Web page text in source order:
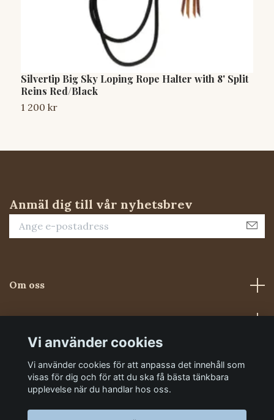
Silvertip Big Sky Loping Rope Halter with 8' Split
Reins Red/Black
1 200 kr
Anmäl dig till vår nyhetsbrev
Om oss
Kundtjänst
Sociala medier
Vi använder cookies
Vi använder cookies för att anpassa det innehåll som
visas för dig och för att du ska få bästa tänkbara
upplevelse när du handlar hos oss.